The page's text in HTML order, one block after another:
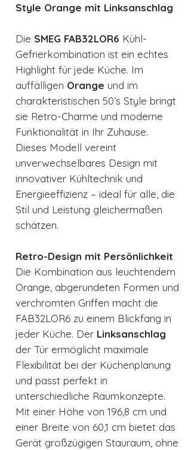
Style Orange mit Linksanschlag
Die SMEG FAB32LOR6 Kühl-
Gefrierkombination ist ein echtes
Highlight für jede Küche. Im
auffälligen Orange und im
charakteristischen 50’s Style bringt
sie Retro-Charme und moderne
Funktionalität in Ihr Zuhause.
Dieses Modell vereint
unverwechselbares Design mit
innovativer Kühltechnik und
Energieeffizienz – ideal für alle, die
Stil und Leistung gleichermaßen
schätzen.
Retro-Design mit Persönlichkeit
Die Kombination aus leuchtendem
Orange, abgerundeten Formen und
verchromten Griffen macht die
FAB32LOR6 zu einem Blickfang in
jeder Küche. Der Linksanschlag
der Tür ermöglicht maximale
Flexibilität bei der Küchenplanung
und passt perfekt in
unterschiedliche Raumkonzepte.
Mit einer Höhe von 196,8 cm und
einer Breite von 60,1 cm bietet das
Gerät großzügigen Stauraum, ohne